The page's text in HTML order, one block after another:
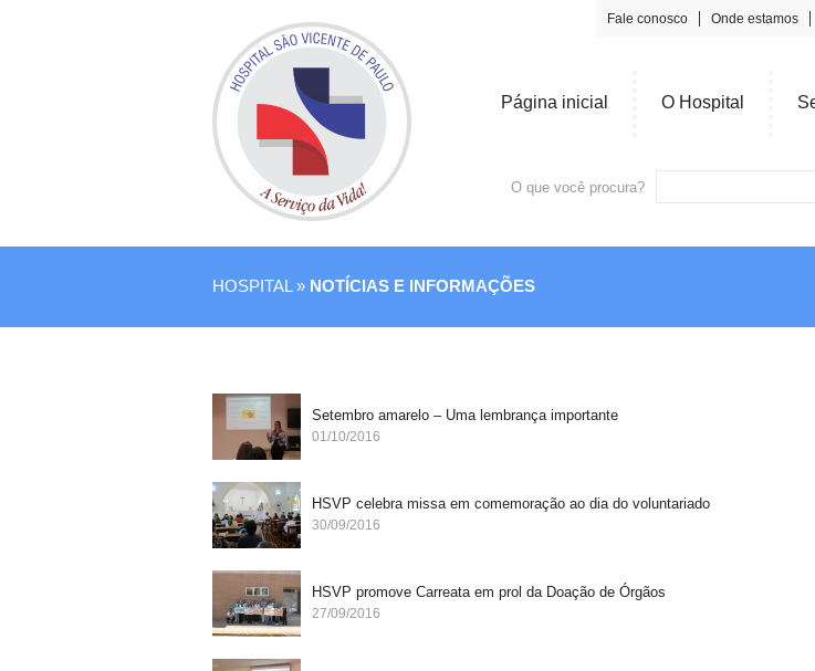
Fale conosco Onde estamos
Página inicial O Hospital
O que você procura?
HOSPITAL » NOTÍCIAS E INFORMAÇÕES
Setembro amarelo – Uma lembrança importante
01/10/2016
HSVP celebra missa em comemoração ao dia do voluntariado
30/09/2016
HSVP promove Carreata em prol da Doação de Órgãos
27/09/2016